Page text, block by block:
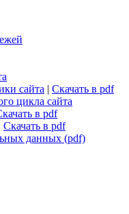
сайта|Скачать в pdf
цикла сайта